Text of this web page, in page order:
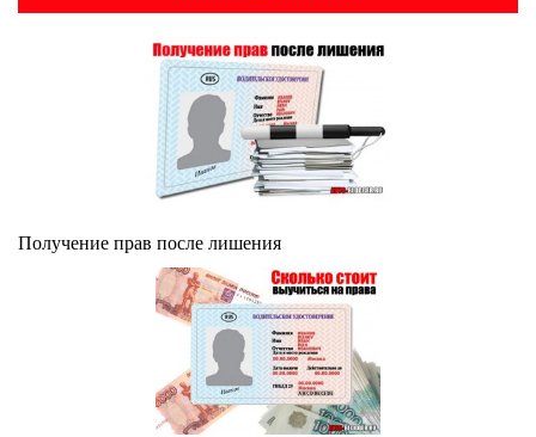
Получение прав после лишения